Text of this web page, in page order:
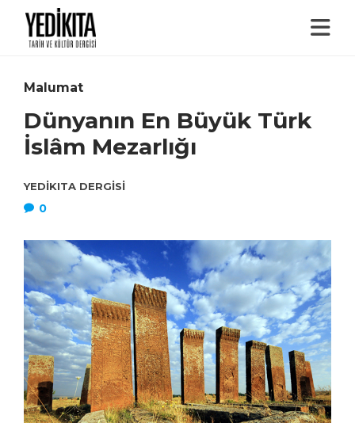
Malumat
Dünyanın En Büyük Türk
İslâm Mezarlığı
YEDIKITA DERGISI
0